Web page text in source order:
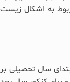
به اشکال زیست
سال تحصیلی بر